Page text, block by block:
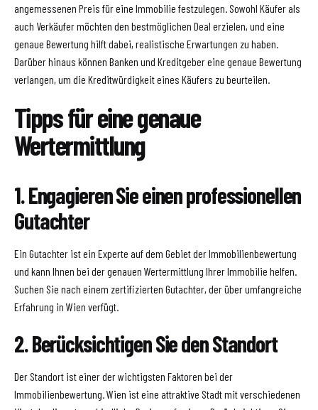
angemessenen Preis für eine Immobilie festzulegen. Sowohl Käufer als
auch Verkäufer möchten den bestmöglichen Deal erzielen, und eine
genaue Bewertung hilft dabei, realistische Erwartungen zu haben.
Darüber hinaus können Banken und Kreditgeber eine genaue Bewertung
verlangen, um die Kreditwürdigkeit eines Käufers zu beurteilen.
Tipps für eine genaue
Wertermittlung
1. Engagieren Sie einen professionellen
Gutachter
Ein Gutachter ist ein Experte auf dem Gebiet der Immobilienbewertung
und kann Ihnen bei der genauen Wertermittlung Ihrer Immobilie helfen.
Suchen Sie nach einem zertifizierten Gutachter, der über umfangreiche
Erfahrung in Wien verfügt.
2. Berücksichtigen Sie den Standort
Der Standort ist einer der wichtigsten Faktoren bei der
Immobilienbewertung. Wien ist eine attraktive Stadt mit verschiedenen